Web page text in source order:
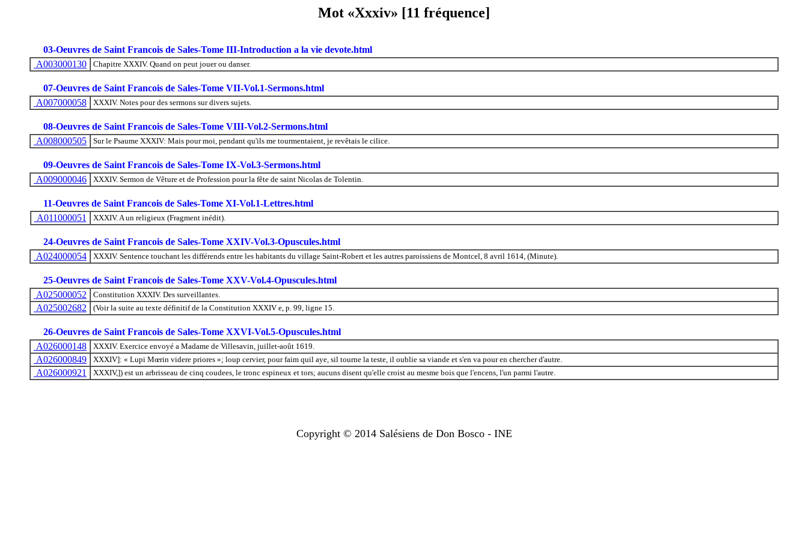
Mot «Xxxiv» [11 fréquence]
03-Oeuvres de Saint Francois de Sales-Tome III-Introduction a la vie devote.html
A003000130
Chapitre XXXIV. Quand on peut jouer ou danser.
07-Oeuvres de Saint Francois de Sales-Tome VII-Vol.1-Sermons.html
A007000058
XXXIV. Notes pour des sermons sur divers sujets.
08-Oeuvres de Saint Francois de Sales-Tome VIII-Vol.2-Sermons.html
A008000505
Sur le Psaume XXXIV: Mais pour moi, pendant qu'ils me tourmentaient, je revêtais le cilice.
09-Oeuvres de Saint Francois de Sales-Tome IX-Vol.3-Sermons.html
A009000046
XXXIV. Sermon de Vêture et de Profession pour la fête de saint Nicolas de Tolentin.
11-Oeuvres de Saint Francois de Sales-Tome XI-Vol.1-Lettres.html
A011000051
XXXIV. A un religieux (Fragment inédit).
24-Oeuvres de Saint Francois de Sales-Tome XXIV-Vol.3-Opuscules.html
A024000054
XXXIV. Sentence touchant les différends entre les habitants du village Saint-Robert et les autres paroissiens de Montcel, 8 avril 1614, (Minute).
25-Oeuvres de Saint Francois de Sales-Tome XXV-Vol.4-Opuscules.html
A025000052
Constitution XXXIV. Des surveillantes.
A025002682 (Voir la suite au texte définitif de la Constitution XXXIV e, p. 99, ligne 15.
26-Oeuvres de Saint Francois de Sales-Tome XXVI-Vol.5-Opuscules.html
A026000148
XXXIV. Exercice envoyé a Madame de Villesavin, juillet-août 1619.
A026000849 XXXIV]: « Lupi Mœrin videre priores »; loup cervier, pour faim quil aye, sil tourne la teste, il oublie sa viande et s'en va pour en chercher d'autre.
A026000921 XXXIV,]) est un arbrisseau de cinq coudees, le tronc espineux et tors; aucuns disent qu'elle croist au mesme bois que l'encens, l'un parmi l'autre.
Copyright © 2014 Salésiens de Don Bosco - INE